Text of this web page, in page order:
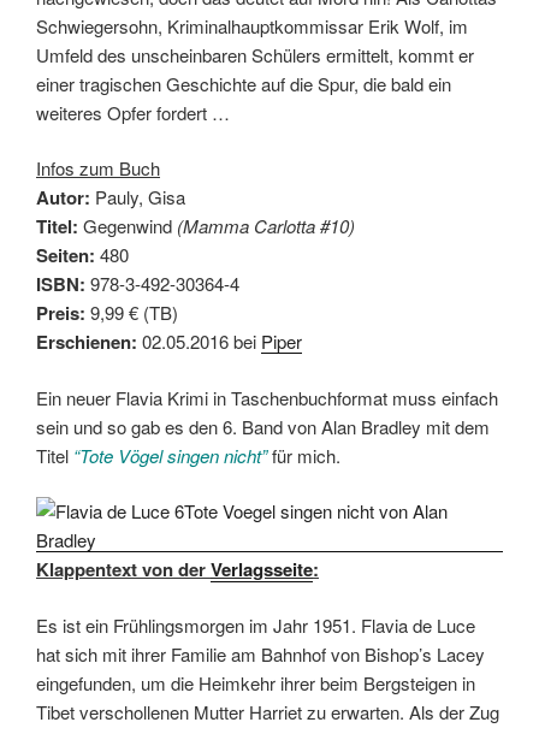
Schwiegersohn, Kriminalhauptkommissar Erik Wolf, im
Umfeld des unscheinbaren Schülers ermittelt, kommt er
einer tragischen Geschichte auf die Spur, die bald ein
weiteres Opfer fordert …
Infos zum Buch
Autor: Pauly, Gisa
Titel: Gegenwind (Mamma Carlotta #10)
Seiten: 480
ISBN: 978-3-492-30364-4
Preis: 9,99 € (TB)
Erschienen: 02.05.2016 bei Piper
Ein neuer Flavia Krimi in Taschenbuchformat muss einfach
sein und so gab es den 6. Band von Alan Bradley mit dem
Titel “Tote Vögel singen nicht”für mich.
Klappentext von derVerlagsseite:
Es ist ein Frühlingsmorgen im Jahr 1951. Flavia de Luce
hat sich mit ihrer Familie am Bahnhof von Bishop’s Lacey
eingefunden, um die Heimkehr ihrer beim Bergsteigen in
Tibet verschollenen Mutter Harriet zu erwarten. Als der Zug